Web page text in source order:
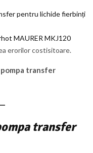
pentru lichide fierbinți
MAURER MKJ120
erorilor costisitoare.
pompa transfer
transfer